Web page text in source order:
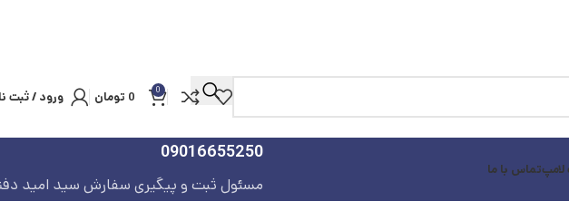
0
0 تومان ورود / ثبت
لامپتماس با ما
09016655250
مسئول ثبت و پیگیری سفارش سید امید